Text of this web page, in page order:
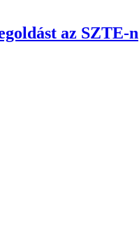
az SZTE-n